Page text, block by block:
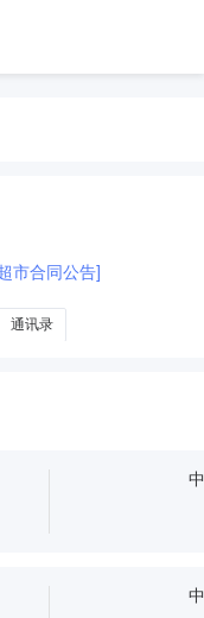
市合同公告]
通讯录